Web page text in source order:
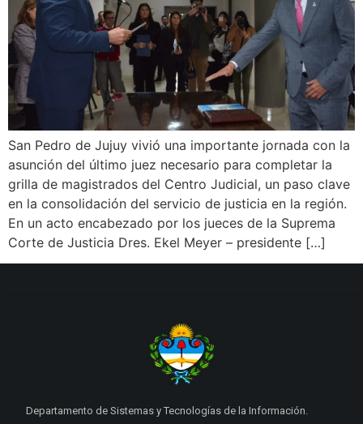
San Pedro de Jujuy vivió una importante jornada con la
asunción del último juez necesario para completar la
grilla de magistrados del Centro Judicial, un paso clave
en la consolidación del servicio de justicia en la región.
En un acto encabezado por los jueces de la Suprema
Corte de Justicia Dres. Ekel Meyer – presidente […]
Departamento de Sistemas y Tecnologías de la Información.